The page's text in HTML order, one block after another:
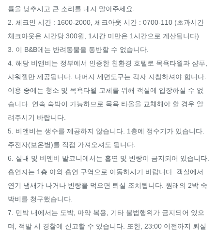
륨을 낮추시고 큰 소리를 내지 말아주세요.
2. 체크인 시간 : 1600-2000, 체크아웃 시간 : 0700-110 (초과시간
체크아웃은 시간당 300원, 1시간 미만은 1시간으로 계산됩니다)
3. 이 B&B에는 반려동물을 동반할 수 없습니다.
4. 해당 비앤비는 정부에서 인증한 친환경 호텔로 목욕타월과 샴푸,
샤워젤만 제공됩니다. 나머지 세면도구는 각자 지참하셔야 합니다.
이용 중에는 청소 및 목욕타월 교체를 위해 객실에 입장하실 수 없
습니다. 연속 숙박이 가능하므로 목욕 타올을 교체해야 할 경우 알
려주시기 바랍니다.
5. 비앤비는 생수를 제공하지 않습니다. 1층에 정수기가 있습니다.
주전자(보온병)를 직접 가져오셔도 됩니다.
6. 실내 및 비앤비 발코니에서는 흡연 및 빈랑이 금지되어 있습니다.
흡연자는 1층 야외 흡연 구역으로 이동하시기 바랍니다. 객실에서
연기 냄새가 나거나 빈랑을 먹으면 퇴실 조치됩니다. 원래의 2박 숙
박비를 청구했습니다.
7. 민박 내에서는 도박, 마약 복용, 기타 불법행위가 금지되어 있으
며, 적발 시 경찰에 신고할 수 있습니다. 또한, 23:00 이전까지 퇴실